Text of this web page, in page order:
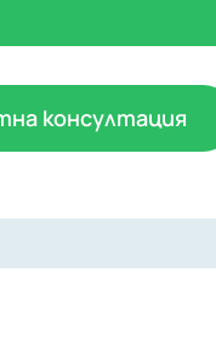
консултация